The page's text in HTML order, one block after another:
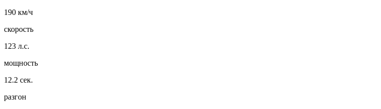
190 км/ч
скорость
123 л.с.
мощность
12.2 сек.
разгон